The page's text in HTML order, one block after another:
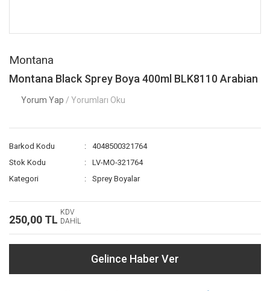
Montana
Montana Black Sprey Boya 400ml BLK8110 Arabian
Yorum Yap / Yorumları Oku
Barkod Kodu
4048500321764
Stok Kodu
LV-MO-321764
Kategori
Sprey Boyalar
250,00 TL
KDV
DAHİL
Gelince Haber Ver